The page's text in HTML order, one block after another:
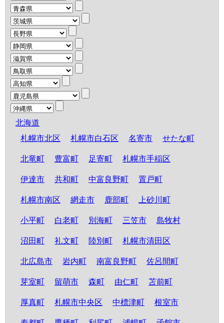
北海道
札幌市北区
札幌市白石区 名寄市 せたな町
北竜町 豊富町 足寄町 札幌市手稲区
伊達市 共和町 中富良野町 置戸町
札幌市南区 網走市 鹿部町 上砂川町
小平町 白老町 別海町 三笠市 島牧村
沼田町 礼文町 陸別町 札幌市清田区
北広島市 岩内町 南富良野町 佐呂間町
芽室町 留萌市 森町 由仁町 苫前町
厚真町 札幌市中央区 中標津町 根室市